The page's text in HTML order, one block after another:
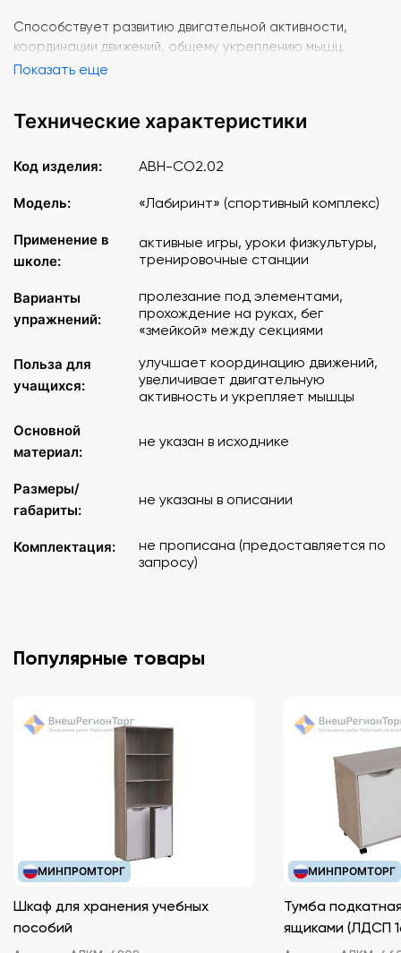
Способствует развитию двигательной активности,
координации движений, общему укреплению мышц.
Показать еще
Технические характеристики
Код изделия: АВН-СО2.02
Модель: «Лабиринт» (спортивный комплекс)
Применение в
школе:
активные игры, уроки физкультуры,
тренировочные станции
Варианты
упражнений:
пролезание под элементами,
прохождение на руках, бег
«змейкой» между секциями
Польза для
учащихся:
улучшает координацию движений,
увеличивает двигательную
активность и укрепляет мышцы
Основной
материал:
не указан в исходнике
Размеры/
габариты:
не указаны в описании
Комплектация:
не прописана (предоставляется по
запросу)
Популярные товары
МИНПРОМТОРГ
Шкаф для хранения учебных
пособий
МИНПРОМТОРГ
Тумба
ящиками